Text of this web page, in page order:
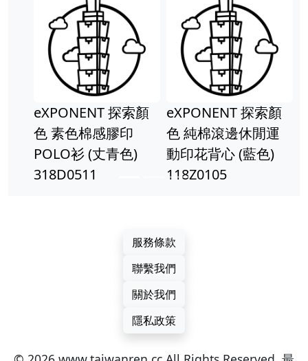
eXPONENT 探索顏
色 素色棉感膠印
POLO衫 (丈青色)
318D0511
eXPONENT 探索顏
色 純棉滾邊休閒運
動印花背心 (藍色)
118Z0105
服務條款
聯繫我們
關於我們
隱私政策